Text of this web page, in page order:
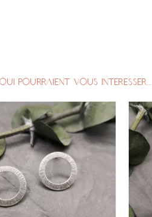
POURRAIENT VOUS INTÉRESSER...